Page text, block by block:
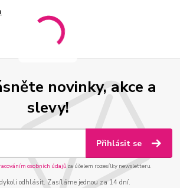
novinky, akce a
slevy!
Přihlásit se
osobních údajůza účelem rozesílky newsletteru.
odhlásit. Zasíláme jednou za 14 dní.